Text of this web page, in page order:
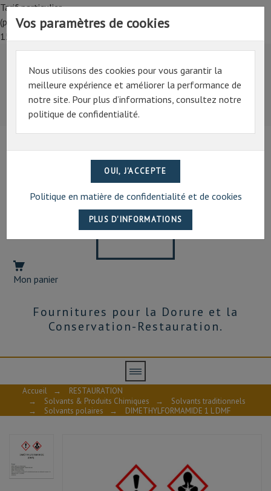
Tarif particulier,
(professionnel, connectez-vous pour bénéficier de la remise de
15%)
Tarif particulier,
(professionnel, connectez-vous pour bénéficier de la
remise de 15%)
07 69 94 13 47
Mon panier
Fournitures pour la Dorure et la
Conservation-Restauration.
Vos paramètres de cookies
Nous utilisons des cookies pour vous garantir la
meilleure expérience et améliorer la performance de
notre site. Pour plus d’informations, consultez notre
politique de confidentialité.
Politique en matière de confidentialité et de cookies
Accueil →
RESTAURATION
→
Solvants & Produits Chimiques →
Solvants traditionnels
→
Solvants polaires → DIMETHYLFORMAMIDE 1 L DMF
AVIS À PROPOS DU PRODUIT